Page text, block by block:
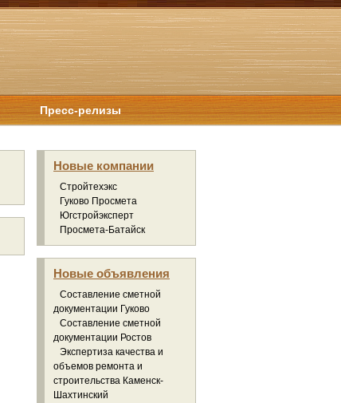
Пресс-релизы
Новые компании
Стройтехэкс
Гуково Просмета
Югстройэксперт
Просмета-Батайск
Новые объявления
Составление сметной
документации Гуково
Составление сметной
документации Ростов
Экспертиза качества и
объемов ремонта и
строительства Каменск-
Шахтинский